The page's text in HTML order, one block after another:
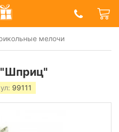
Prazdnik
мелочи
"Шприц"
99111